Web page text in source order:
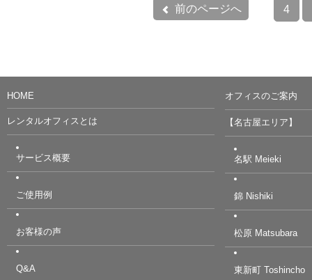
前のページへ 4
HOME
レンタルオフィスとは
サービス概要
ご使用例
お客様の声
Q&A
オフィスのご案内
【名古屋エリア】
名駅 Meieki
錦 Nishiki
松原 Matsubara
東新町 Toshincho